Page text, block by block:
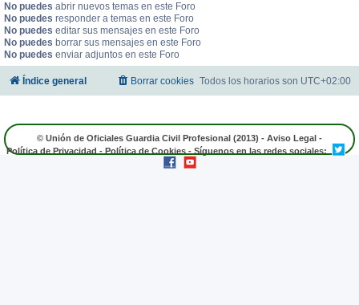
No puedes abrir nuevos temas en este Foro
No puedes responder a temas en este Foro
No puedes editar sus mensajes en este Foro
No puedes borrar sus mensajes en este Foro
No puedes enviar adjuntos en este Foro
Índice general Todos los horarios son UTC+02:00
Borrar cookies
© Unión de Oficiales Guardia Civil Profesional (2013) - Aviso Legal -
Política de Privacidad - Política de Cookies - Síguenos en las redes sociales: